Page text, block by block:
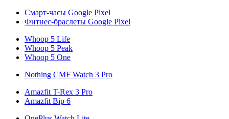
Смарт-часы Google Pixel
Фитнес-браслеты Google Pixel
Whoop 5 Life
Whoop 5 Peak
Whoop 5 One
Nothing CMF Watch 3 Pro
Amazfit T-Rex 3 Pro
Amazfit Bip 6